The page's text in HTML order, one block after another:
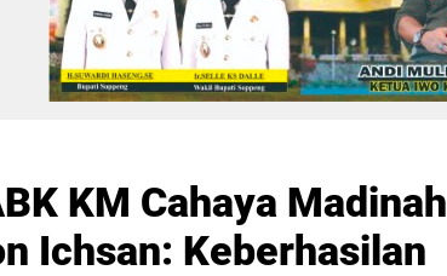
KM Cahaya Madinah
Ichsan: Keberhasilan